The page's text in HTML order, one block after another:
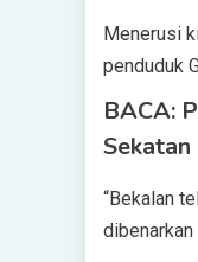
Menerusi
penduduk
BACA:
Sekatan
“Bekalan
dibenarkan